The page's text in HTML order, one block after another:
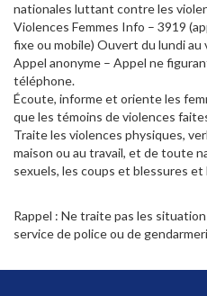
nationales luttant contre les
Violences Femmes Info – 3919
fixe ou mobile) Ouvert du lundi au
Appel anonyme – Appel ne
téléphone.
Écoute, informe et oriente les
que les témoins de violences
Traite les violences physiques,
maison ou au travail, et de toute
sexuels, les coups et blessures et
Rappel : Ne traite pas les
service de police ou de